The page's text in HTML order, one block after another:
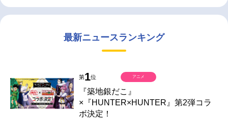
最新ニュースランキング
第1位
『築地銀だこ』
×『HUNTER×HUNTER』第2弾コラ
ボ決定！
アニメ